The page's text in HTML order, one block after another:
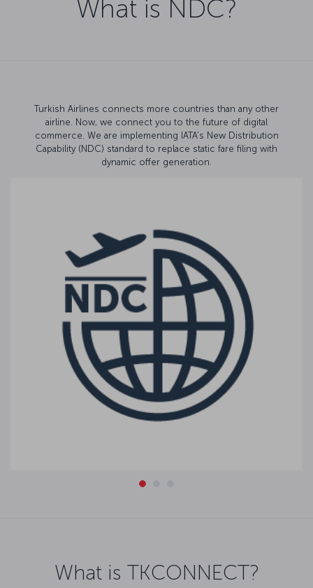
What is NDC?
Turkish Airlines connects more countries than any other
airline. Now, we connect you to the future of digital
commerce. We are implementing IATA's New Distribution
Capability (NDC) standard to replace static fare filing with
dynamic offer generation.
What is TKCONNECT?